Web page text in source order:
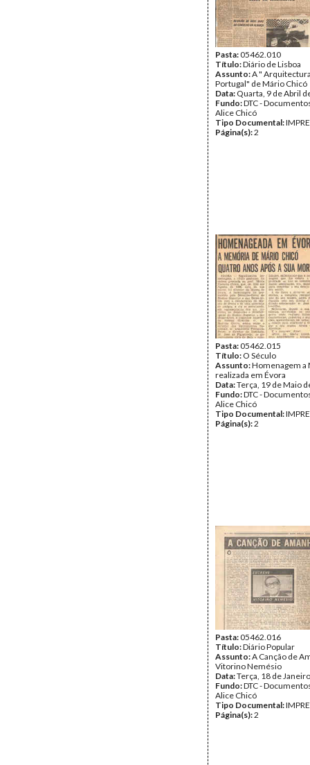
Pasta:05462.010
Título:Diário de Lisboa
Assunto:A "
Portugal" de Mário Chicó
Data: Quarta, 9 de Abril
Fundo:DTC -
Alice Chicó
Tipo Documental:
Página(s):2
Pasta:05462.015
Título: O Século
Assunto:Homenagem a
realizada em Évora
Data:Terça, 19 de Maio
Fundo:DTC -
Alice Chicó
Tipo Documental:
Página(s):2
Pasta:05462.016
Título:Diário Popular
Assunto:A Canção de
Vitorino Nemésio
Data:Terça, 18 de
Fundo:DTC -
Alice Chicó
Tipo Documental:
Página(s):2